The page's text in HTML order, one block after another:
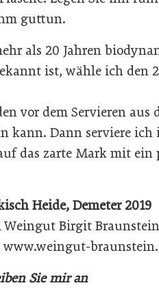
guttun.
als 20 Jahren
ist, wähle ich den
vor dem Servieren aus
kann. Dann serviere
das zarte Mark mit ein
Heide, Demeter 2019
Weingut Birgit Braunstein
www.weingut-
Sie mir an